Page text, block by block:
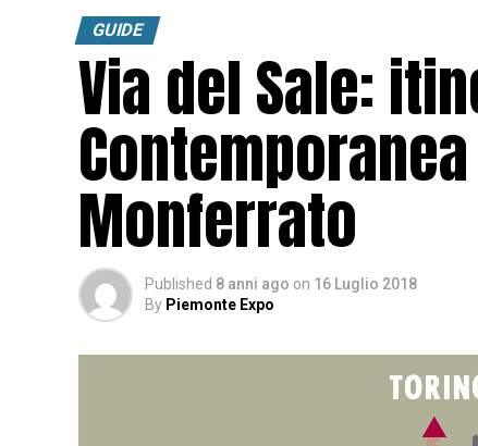
GUIDE
Via del Sale:
Monferrato
Published 8 anni ago on 16 Luglio 2018
By Piemonte Expo